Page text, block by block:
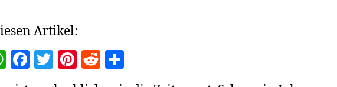
Artikel:
W
h
F
T
w
Pi
nt
R
ei